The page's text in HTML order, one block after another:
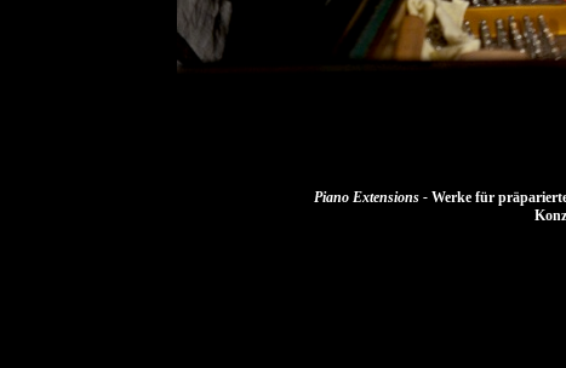
Piano Extensions - Werke für